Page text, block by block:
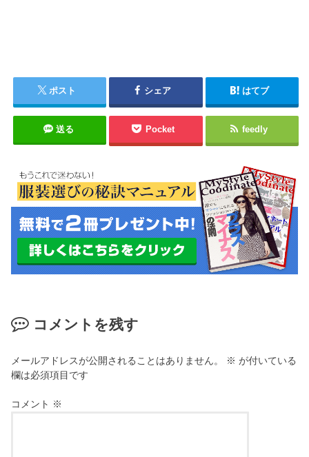
ポスト シェア はてブ
送る Pocket feedly
コメントを残す
メールアドレスが公開されることはありません。 ※ が付いている
欄は必須項目です
コメント ※